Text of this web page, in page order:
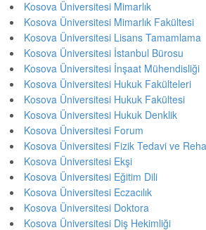
Kosova Üniversitesi Mimarlık
Kosova Üniversitesi Mimarlık Fakültesi
Kosova Üniversitesi Lisans Tamamlama
Kosova Üniversitesi İstanbul Bürosu
Kosova Üniversitesi İnşaat Mühendisliği
Kosova Üniversitesi Hukuk Fakülteleri
Kosova Üniversitesi Hukuk Fakültesi
Kosova Üniversitesi Hukuk Denklik
Kosova Üniversitesi Forum
Kosova Üniversitesi Fizik Tedavi ve
Kosova Üniversitesi Ekşi
Kosova Üniversitesi Eğitim Dili
Kosova Üniversitesi Eczacılık
Kosova Üniversitesi Doktora
Kosova Üniversitesi Diş Hekimliği